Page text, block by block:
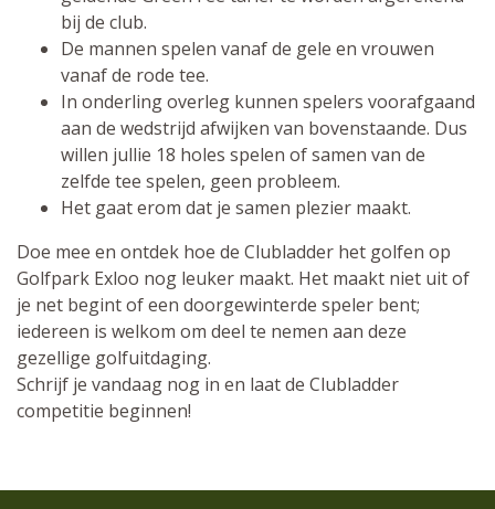
bij de club.
De mannen spelen vanaf de gele en vrouwen
vanaf de rode tee.
In onderling overleg kunnen spelers voorafgaand
aan de wedstrijd afwijken van bovenstaande. Dus
willen jullie 18 holes spelen of samen van de
zelfde tee spelen, geen probleem.
Het gaat erom dat je samen plezier maakt.
Doe mee en ontdek hoe de Clubladder het golfen op
Golfpark Exloo nog leuker maakt. Het maakt niet uit of
je net begint of een doorgewinterde speler bent;
iedereen is welkom om deel te nemen aan deze
gezellige golfuitdaging.
Schrijf je vandaag nog in en laat de Clubladder
competitie beginnen!